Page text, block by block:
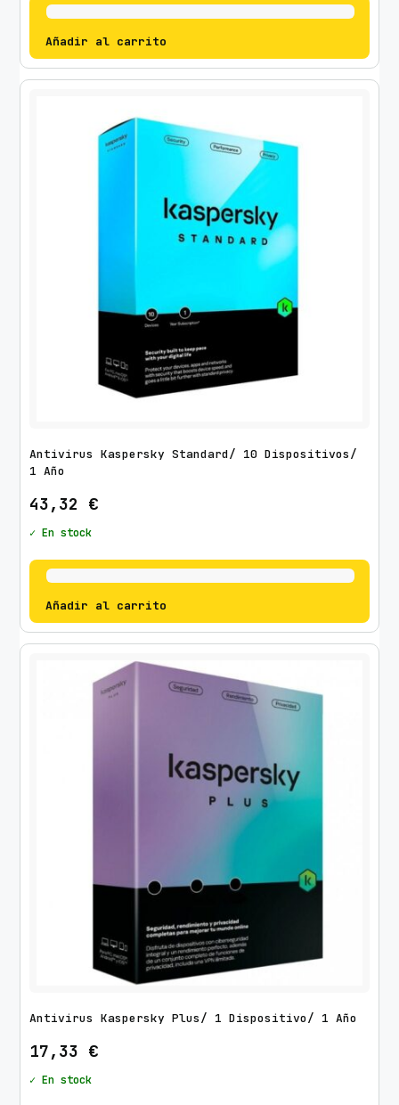
Añadir al carrito
Antivirus Kaspersky Standard/ 10 Dispositivos/
1 Año
43,32 €
✓ En stock
Añadir al carrito
Antivirus Kaspersky Plus/ 1 Dispositivo/ 1 Año
17,33 €
✓ En stock